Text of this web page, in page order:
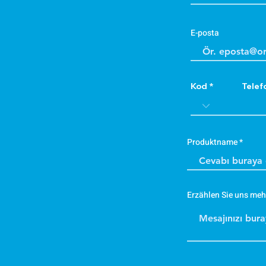
E-posta
Kod
Produktname
Erzählen Sie uns